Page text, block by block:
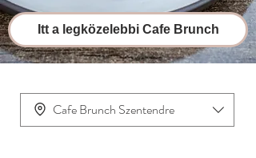
Itt a legközelebbi Cafe Brunch
Cafe Brunch Szentendre